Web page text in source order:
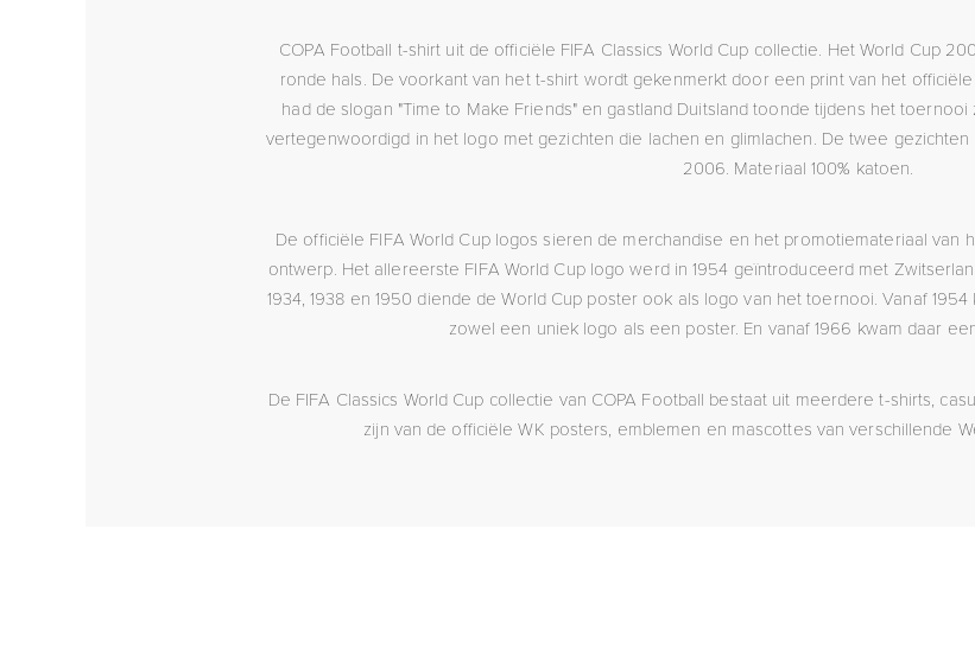
COPA Football t-shirt uit de officiële FIFA Classics World Cup collectie. Het World Cup
ronde hals. De voorkant van het t-shirt wordt gekenmerkt door een print van het
had de slogan "Time to Make Friends" en gastland Duitsland toonde tijdens het
vertegenwoordigd in het logo met gezichten die lachen en glimlachen. De twee
2006. Materiaal 100% katoen.
De officiële FIFA World Cup logos sieren de merchandise en het promotiemateriaal
ontwerp. Het allereerste FIFA World Cup logo werd in 1954 geïntroduceerd met
1934, 1938 en 1950 diende de World Cup poster ook als logo van het toernooi. Vanaf
zowel een uniek logo als een poster. En vanaf 1966 kwam daar
De FIFA Classics World Cup collectie van COPA Football bestaat uit meerdere t-shirts,
zijn van de officiële WK posters, emblemen en mascottes van verschillende